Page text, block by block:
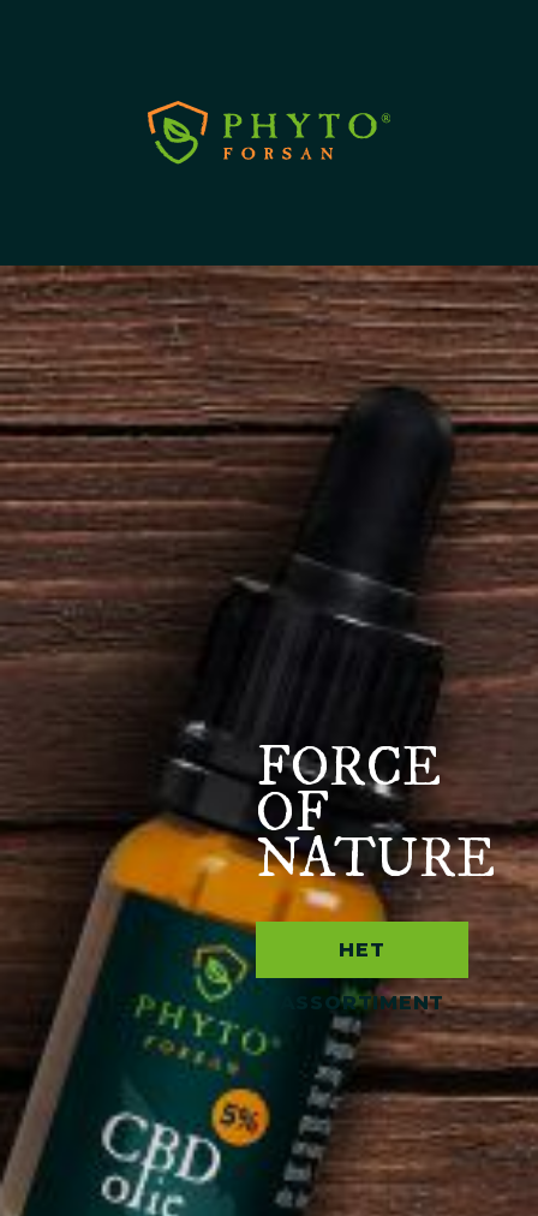
FORCE
OF
NATURE
HET
ASSORTIMENT